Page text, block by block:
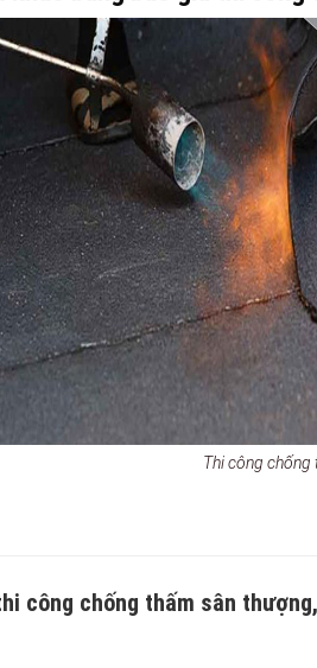
Thi công chống
công chống thấm sân